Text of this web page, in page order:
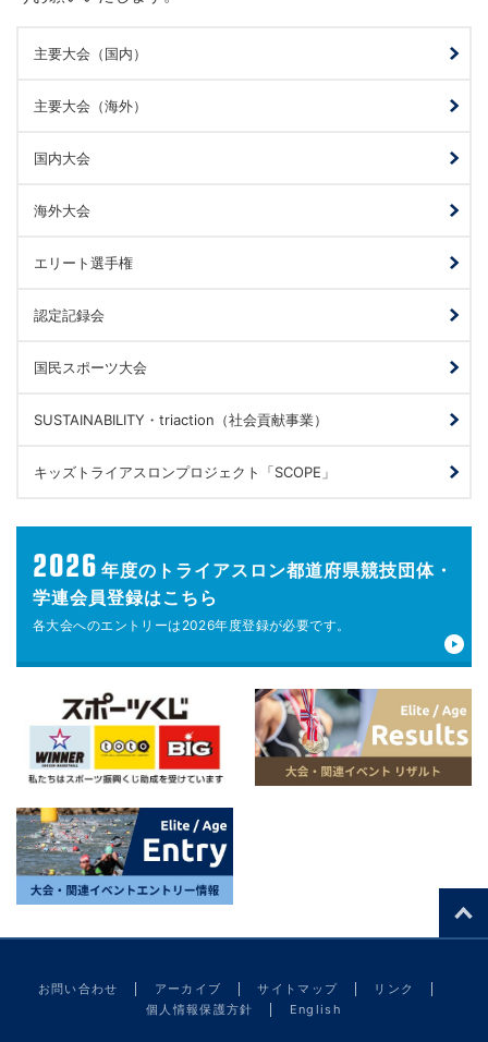
主要大会（国内）
主要大会（海外）
国内大会
海外大会
エリート選手権
認定記録会
国民スポーツ大会
SUSTAINABILITY・triaction（社会貢献事業）
キッズトライアスロンプロジェクト「SCOPE」
2026 年度の トライアスロン都道府県競技団体・
学連会員登録はこちら
各大会へのエントリーは 2026年度登録が必要です。
お問い合わせ アーカイブ サイトマップ
リンク
個人情報保護方針
English